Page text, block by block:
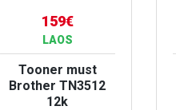
159€
LAOS
Tooner must
Brother TN3512
12k